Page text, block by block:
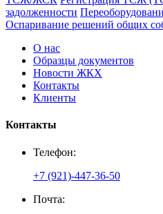
задолженности
Оспаривание решений общих
О нас
Образцы документов
Новости ЖКХ
Контакты
Клиенты
Контакты
Телефон:
+7 (921)-447-36-50
Почта: